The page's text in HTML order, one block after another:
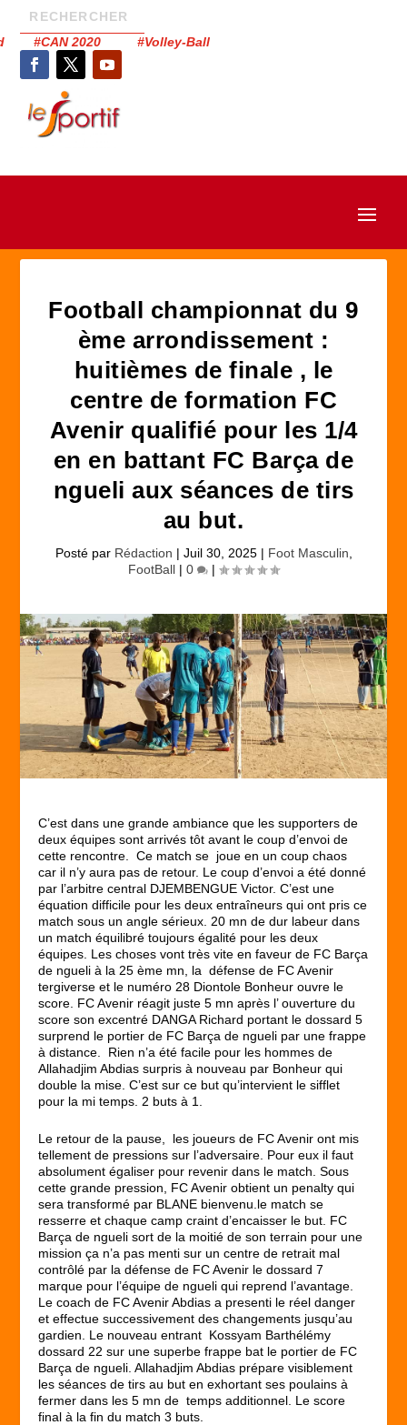
#CAN 2020 #Volley-Ball
Football championnat du 9
ème arrondissement :
huitièmes de finale , le
centre de formation FC
Avenir qualifié pour les 1/4
en en battant FC Barça de
ngueli aux séances de tirs
au but.
Posté par Rédaction | Juil 30, 2025| Foot Masculin
FootBall | 0 |
C’est dans une grande ambiance que les supporters de
deux équipes sont arrivés tôt avant le coup d’envoi de
cette rencontre. Ce match se joue en un coup chaos
car il n’y aura pas de retour. Le coup d’envoi a été donné
par l’arbitre central DJEMBENGUE Victor. C’est une
équation difficile pour les deux entraîneurs qui ont pris ce
match sous un angle sérieux. 20 mn de dur labeur dans
un match équilibré toujours égalité pour les deux
équipes. Les choses vont très vite en faveur de FC Barça
de ngueli à la 25 ème mn, la défense de FC Avenir
tergiverse et le numéro 28 Diontole Bonheur ouvre le
score. FC Avenir réagit juste 5 mn après l’ ouverture du
score son excentré DANGA Richard portant le dossard 5
surprend le portier de FC Barça de ngueli par une frappe
à distance. Rien n’a été facile pour les hommes de
Allahadjim Abdias surpris à nouveau par Bonheur qui
double la mise. C’est sur ce but qu’intervient le sifflet
pour la mi temps. 2 buts à 1.
Le retour de la pause, les joueurs de FC Avenir ont mis
tellement de pressions sur l’adversaire. Pour eux il faut
absolument égaliser pour revenir dans le match. Sous
cette grande pression, FC Avenir obtient un penalty qui
sera transformé par BLANE bienvenu.le match se
resserre et chaque camp craint d’encaisser le but. FC
Barça de ngueli sort de la moitié de son terrain pour une
mission ça n’a pas menti sur un centre de retrait mal
contrôlé par la défense de FC Avenir le dossard 7
marque pour l’équipe de ngueli qui reprend l’avantage.
Le coach de FC Avenir Abdias a presenti le réel danger
et effectue successivement des changements jusqu’au
gardien. Le nouveau entrant Kossyam Barthélémy
dossard 22 sur une superbe frappe bat le portier de FC
Barça de ngueli. Allahadjim Abdias prépare visiblement
les séances de tirs au but en exhortant ses poulains à
fermer dans les 5 mn de temps additionnel. Le score
final à la fin du match 3 buts.